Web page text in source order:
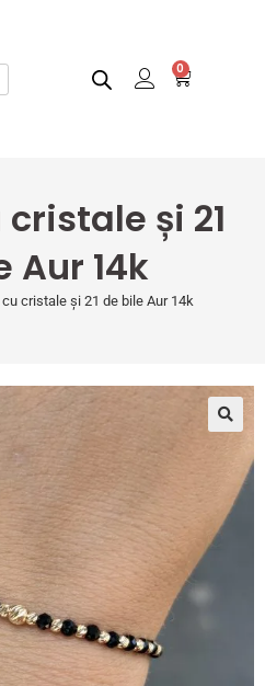
0
și 21
Aur 14k
cu cristale și 21 de bile Aur 14k